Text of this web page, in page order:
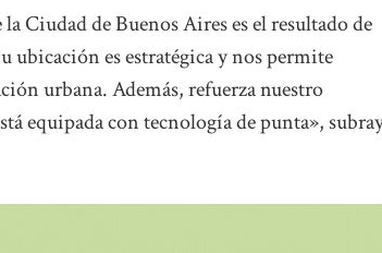
Ciudad de Buenos Aires es el resultado de
ubicación es estratégica y nos permite
urbana. Además, refuerza nuestro
equipada con tecnología de punta»,